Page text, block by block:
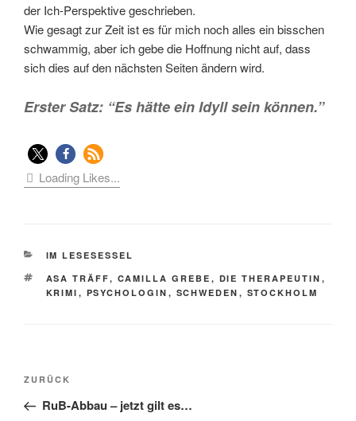
der Ich-Perspektive geschrieben.
Wie gesagt zur Zeit ist es für mich noch alles ein bisschen
schwammig, aber ich gebe die Hoffnung nicht auf, dass
sich dies auf den nächsten Seiten ändern wird.
Erster Satz: “Es hätte ein Idyll sein können.”
Loading Likes...
KATEGORIEN
IM LESESESSEL
SCHLAGWÖRTER
ASA TRÄFF, CAMILLA GREBE , DIE THERAPEUTIN ,
KRIMI , PSYCHOLOGIN , SCHWEDEN , STOCKHOLM
Beitragsnavigation
Vorheriger
Beitrag
ZURÜCK
RuB-Abbau – jetzt gilt es…